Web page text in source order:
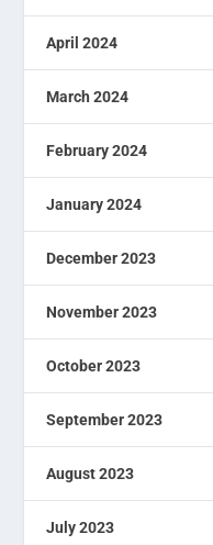
April 2024
March 2024
February 2024
January 2024
December 2023
November 2023
October 2023
September 2023
August 2023
July 2023